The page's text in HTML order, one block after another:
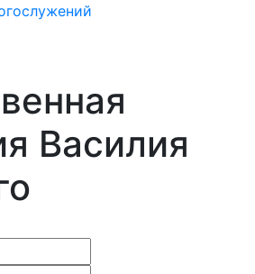
Василия